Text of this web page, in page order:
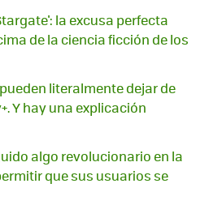
la excusa perfecta
de la ciencia ficción de los
literalmente dejar de
Y hay una explicación
algo revolucionario en la
que sus usuarios se